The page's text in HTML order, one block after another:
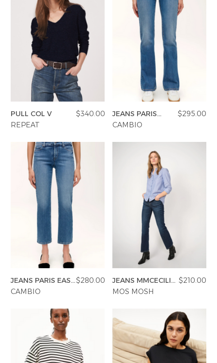
PULL COL V
$340.00
REPEAT
JEANS PARIS
FLARED
$295.00
CAMBIO
JEANS PARIS EASY
KICK
$280.00
CAMBIO
JEANS MMCECILIA
COVER
$210.00
MOS MOSH